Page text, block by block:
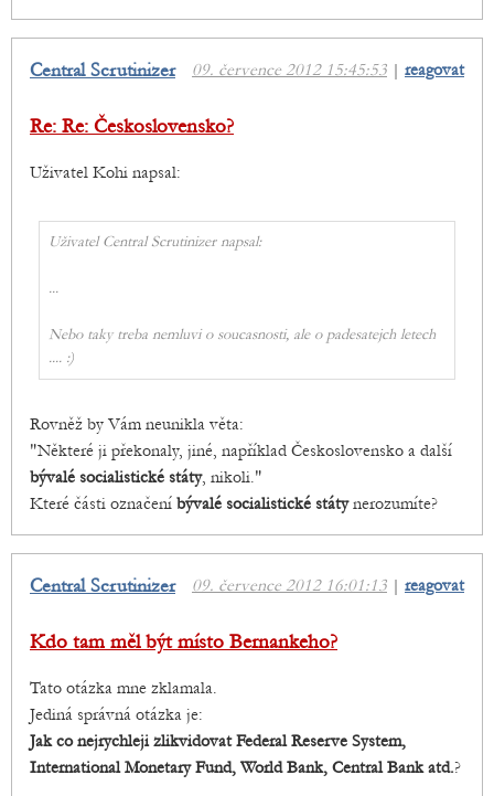
09. července 2012 15:45:53 | reagovat
Central Scrutinizer
Re: Re: Československo?
Uživatel Kohi napsal:
Uživatel Central Scrutinizer napsal:
...
Nebo taky treba nemluvi o soucasnosti, ale o padesatejch letech
.... :)
Rovněž by Vám neunikla věta:
"Některé ji překonaly, jiné, například Československo a další
bývalé socialistické státy, nikoli."
Které části označení bývalé socialistické státynerozumíte?
09. července 2012 16:01:13 | reagovat
Central Scrutinizer
Kdo tam měl být místo Bernankeho?
Tato otázka mne zklamala.
Jediná správná otázka je:
Jak co nejrychleji zlikvidovat Federal Reserve System,
International Monetary Fund, World Bank, Central Bank atd.?